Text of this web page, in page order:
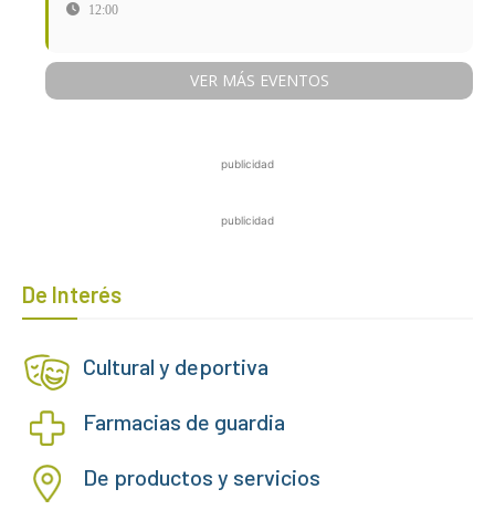
12:00
VER MÁS EVENTOS
publicidad
publicidad
De Interés
Cultural y deportiva
Farmacias de guardia
De productos y servicios